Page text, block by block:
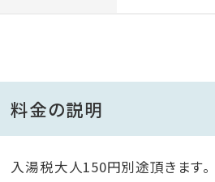
料金の説明
入湯税大人150円別途頂きます。